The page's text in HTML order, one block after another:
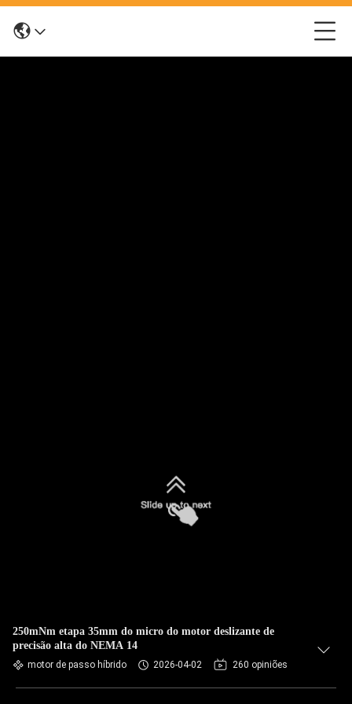
250mNm etapa 35mm do micro do motor deslizante de
precisão alta do NEMA 14
motor de passo híbrido 2026-04-02 260 opiniões